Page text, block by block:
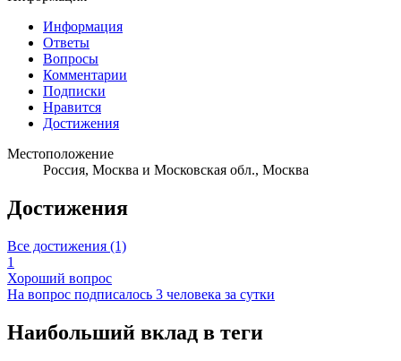
Информация
Ответы
Вопросы
Комментарии
Подписки
Нравится
Достижения
Местоположение
Россия, Москва и Московская обл., Москва
Достижения
Все достижения (1)
1
Хороший вопрос
На вопрос подписалось 3 человека за сутки
Наибольший вклад в теги